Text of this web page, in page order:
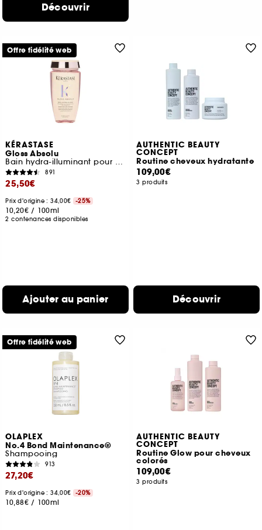
Découvrir
KÉRASTASE
Gloss Absolu
Bain hydra-illuminant pour cheveux longs sujets aux frisottis
891
25,50€
Prix d'origine : 34,00€ -25%
10,20€ / 100ml
2 contenances disponibles
Ajouter au panier
Offre fidélité web
AUTHENTIC BEAUTY
CONCEPT
Routine cheveux hydratante
109,00€
3 produits
Découvrir
OLAPLEX
No.4 Bond Maintenance®
Shampooing
913
27,20€
Prix d'origine : 34,00€ -20%
10,88€ / 100ml
Offre fidélité web
AUTHENTIC BEAUTY
CONCEPT
Routine Glow pour cheveux
colorés
109,00€
3 produits